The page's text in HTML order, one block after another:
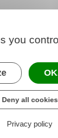
you
Deny all cookies
Privacy policy